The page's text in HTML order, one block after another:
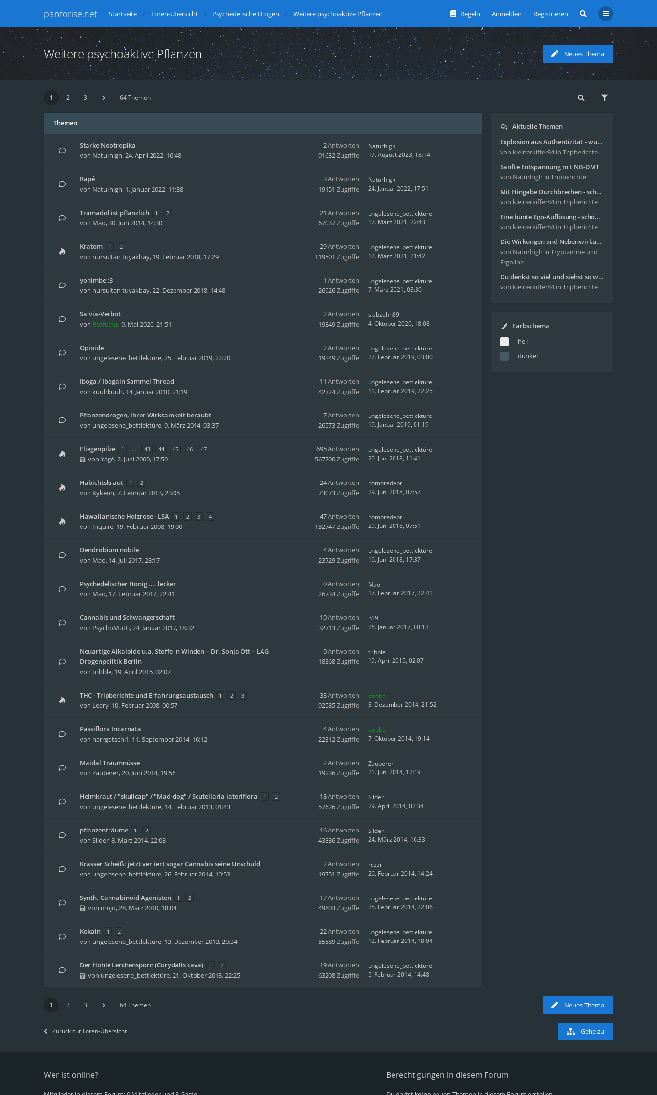
pantorise.net Regeln Anmelden Registrieren
Startseite Foren-Übersicht Psychedelische Drogen Weitere psychoaktive Pflanzen
Weitere psychoaktive Pflanzen Neues Thema
1 2 3 64 Themen
Themen
Starke Nootropika
von Naturhigh,24. April 2022, 16:48
2Antworten
91632Zugriffe
Naturhigh
17. August 2023, 18:14
Rapé
von Naturhigh, 1. Januar 2022, 11:38
3Antworten
19151 Zugriffe
Naturhigh
24. Januar 2022, 17:51
Tramadol ist pflanzlich 1 2
von Mao,30. Juni 2014, 14:30
21 Antworten
67037Zugriffe
ungelesene_bettlektüre
17. März 2021, 22:43
Kratom 1 2
von nursultan tuyakbay, 19. Februar 2018, 17:29
29Antworten
119501 Zugriffe
ungelesene_bettlektüre
12. März 2021, 21:42
yohimbe :3
von nursultan tuyakbay,22. Dezember 2018, 14:48
1 Antworten
26926Zugriffe
ungelesene_bettlektüre
7. März 2021, 03:30
Salvia-Verbot
von Rotfuchs,9. Mai 2020, 21:51
2Antworten
19349Zugriffe
siebzehn89
4. Oktober 2020, 18:08
Opioide
von ungelesene_bettlektüre,25. Februar 2019, 22:20
2Antworten
19349Zugriffe
ungelesene_bettlektüre
27. Februar 2019, 03:00
Iboga / Ibogain Sammel Thread
von kuuhkuuh, 14. Januar 2010, 21:19
11 Antworten
42724Zugriffe
ungelesene_bettlektüre
11. Februar 2019, 22:25
Pflanzendrogen, ihrer Wirksamkeit beraubt
von ungelesene_bettlektüre,9. März 2014, 03:37
7Antworten
26573Zugriffe
ungelesene_bettlektüre
19. Januar 2019, 01:19
Fliegenpilze 1 … 43 44 45 46 47
von Yagé,2. Juni 2009, 17:59
695Antworten
567700Zugriffe
ungelesene_bettlektüre
29. Juni 2018, 11:41
Habichtskraut 1 2
von Kykeon,7. Februar 2013, 23:05
24Antworten
73073Zugriffe
nomoredepri
29. Juni 2018, 07:57
Hawaiianische Holzrose - LSA 1 2 3 4
von Inquire, 19. Februar 2008, 19:00
47Antworten
132747Zugriffe
nomoredepri
29. Juni 2018, 07:51
Dendrobium nobile
von Mao, 14. Juli 2017, 23:17
4Antworten
23729Zugriffe
ungelesene_bettlektüre
16. Juni 2018, 17:37
Psychedelischer Honig .... lecker
von Mao, 17. Februar 2017, 22:41
0Antworten
26734Zugriffe
Mao
17. Februar 2017, 22:41
Cannabis und Schwangerschaft
von PsychoMutti,24. Januar 2017, 18:32
10Antworten
32713Zugriffe
n19
26. Januar 2017, 00:13
Neuartige Alkaloide u.a. Stoffe in Winden – Dr. Sonja Ott – LAG
Drogenpolitik Berlin
von tribble, 19. April 2015, 02:07
0Antworten
18368Zugriffe
tribble
19. April 2015, 02:07
THC - Tripberichte und Erfahrungsaustausch 1 2 3
von Leary, 10. Februar 2008, 00:57
33Antworten
92585Zugriffe
strobo
3. Dezember 2014, 21:52
Passiflora Incarnata
von harrgotschi1, 11. September 2014, 16:12
4Antworten
22312Zugriffe
strobo
7. Oktober 2014, 19:14
Maidal Traumnüsse
von Zauberer,20. Juni 2014, 19:56
2Antworten
19236Zugriffe
Zauberer
21. Juni 2014, 12:19
Helmkraut / "skullcap" / "Mad-dog" / Scutellaria lateriflora 1 2
von ungelesene_bettlektüre, 14. Februar 2013, 01:43
18Antworten
57626Zugriffe
Slider
29. April 2014, 02:34
pflanzenträume 1 2
von Slider,8. März 2014, 22:03
16Antworten
43836Zugriffe
Slider
24. März 2014, 16:33
Krasser Scheiß: jetzt verliert sogar Cannabis seine Unschuld
von ungelesene_bettlektüre,26. Februar 2014, 10:53
2Antworten
19751 Zugriffe
rezzi
26. Februar 2014, 14:24
Synth. Cannabinoid Agonisten 1 2
von mojo,28. März 2010, 18:04
17Antworten
49803Zugriffe
ungelesene_bettlektüre
25. Februar 2014, 22:06
Kokain 1 2
von ungelesene_bettlektüre, 13. Dezember 2013, 20:34
22Antworten
55589Zugriffe
ungelesene_bettlektüre
12. Februar 2014, 18:04
Der Hohle Lerchensporn (Corydalis cava) 1 2
von ungelesene_bettlektüre,21. Oktober 2013, 22:25
19Antworten
63208Zugriffe
ungelesene_bettlektüre
5. Februar 2014, 14:48
Aktuelle Themen
Explosion aus Authentizität - wunderbare Reise mit 4g Pilze
von kleinerkiffer84 in Tripberichte
Sanfte Entspannung mit NB-DMT
von Naturhigh in Tripberichte
Mit Hingabe Durchbrechen - schöne Reise mit 4g Pilze
von kleinerkiffer84 in Tripberichte
Eine bunte Ego-Auflösung - schöne Reise mit 4-AcO-DMT
von kleinerkiffer84 in Tripberichte
Die Wirkungen und Nebenwirkungen von LSD
von Naturhigh in Tryptamine und
Ergoline
Du denkst so viel und siehst so wenig - wunderbare Reise mit 4g Pilze
von kleinerkiffer84 in Tripberichte
Farbschema
hell
dunkel
Neues Thema
1 2 3 64 Themen
Zurück zur Foren-Übersicht Gehe zu
Berechtigungen in diesem Forum
Wer ist online?